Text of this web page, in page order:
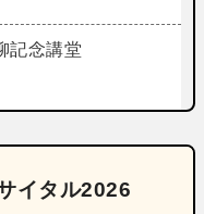
記念講堂
イタル2026